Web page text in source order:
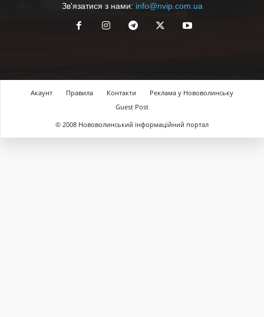
Зв'язатися з нами: info@nvip.com.ua
Акаунт Правила Контакти
Реклама у Нововолинську
Guest Post
© 2008 Нововолинський інформаційний портал